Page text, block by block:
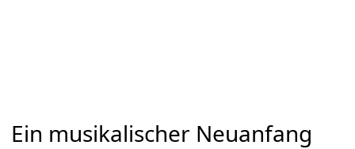
Ein musikalischer Neuanfang